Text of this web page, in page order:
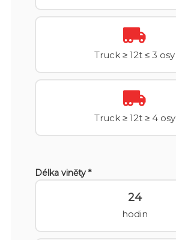
Truck ≥ 12t ≤ 3 osy
Truck ≥ 12t ≥ 4 osy
Délka viněty *
24
hodin